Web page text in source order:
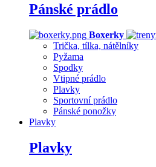
Pánské prádlo
Boxerky
Trička, tílka, nátělníky
Pyžama
Spodky
Vtipné prádlo
Plavky
Sportovní prádlo
Pánské ponožky
Plavky
Plavky